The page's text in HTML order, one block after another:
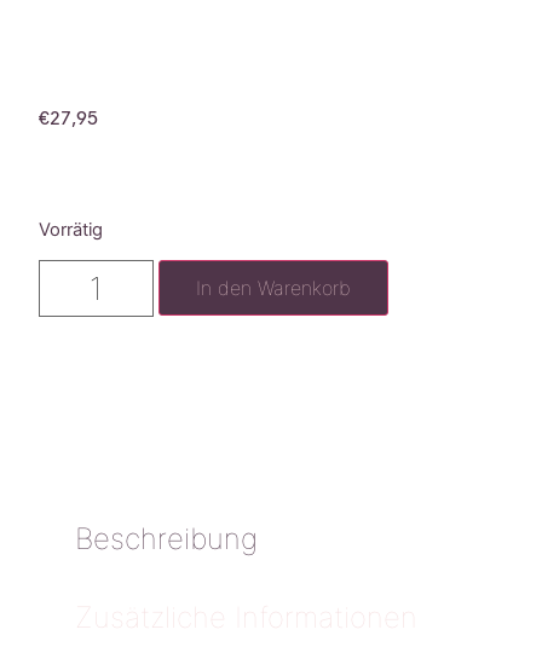
€27,95
Vorrätig
In den Warenkorb
Beschreibung
Zusätzliche Informationen